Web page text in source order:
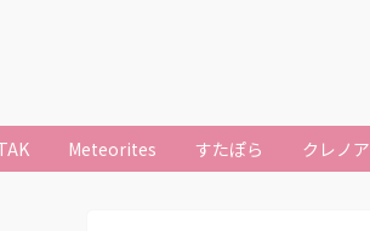
Meteorites すたぽら クレノア